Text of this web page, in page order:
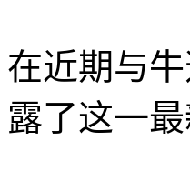
在近期与
露了这一